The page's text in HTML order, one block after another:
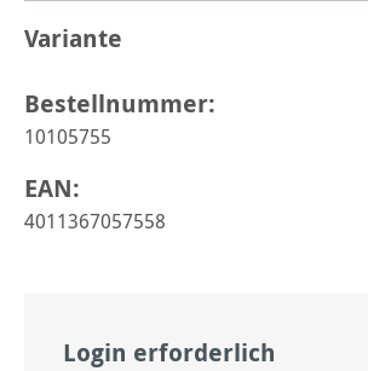
Variante
Bestellnummer:
10105755
EAN:
4011367057558
Login erforderlich